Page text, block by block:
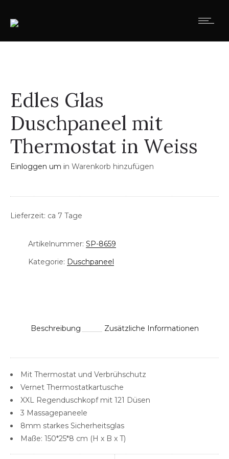
Edles Glas
Duschpaneel mit
Thermostat in Weiss
Einloggen um in Warenkorb hinzufügen
Lieferzeit: ca 7 Tage
Artikelnummer: SP-8659
Kategorie: Duschpaneel
Beschreibung Zusätzliche Informationen
Mit Thermostat und Verbrühschutz
Vernet Thermostatkartusche
XXL Regenduschkopf mit 121 Düsen
3 Massagepaneele
8mm starkes Sicherheitsglas
Maße: 150*25*8 cm (H x B x T)